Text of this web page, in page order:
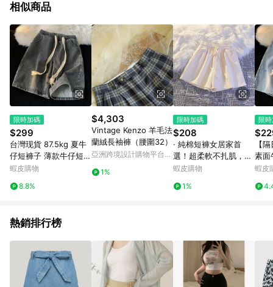
球嚴選、商城、專案商品、「草莓網」全館商品。 4. 如取消訂
回饋。 5. 點數回饋會扣除所有折扣優惠後之最終發票金額計算，
實際回饋請依LINE購物通知為主。 6. 訂單如有使用東森購物
ETMall站內之折扣優惠(包含但不限於東森幣、樂透金、東森現金
券等)，不具點數回饋資格。詳細請依東森購物ETMall之結帳頁面
顯示為準。 7. LINE購物設有「單一商品最高回饋點數」機制(特
殊活動時開放「回饋無上限」)，以同一訂單中同一商品不論件數
計算，並依訂單成立時間當下LINE購物所設定的回饋機制為準。
8. LINE購物為購物資訊整合性平台，商品資料更新會有時間差，
如顯示之商品規格、顏色、價位、贈品與東森購物ETMall銷售網
頁不符，以銷售網頁標示為準。 9. 若有贈點爭議，請務必於訂單
日期+180天以內至LINE購物客服洽詢；若超過180天(含)以上進
行申訴，恕無法贈點回饋。 10. 部分點數紅包僅限指定商品使
用，或不適用於無回饋商品。各點數紅包之適用商品與使用條件
請依點數紅包頁面規則為準。
相似商品
限時加碼
$299
台灣现貨 87.5kg 夏牛
仔短褲子 薄款牛仔短褲
涼感短褲 寬鬆直筒五分
短褲 男休閒牛仔短褲
蝦皮購物
8.8%
$4,303
Vintage Kenzo 羊毛法
蘭絨長袖褲（腰圍32）
亞洲跨境設計購物平台
1%
限時加碼
$208
· 純棉短褲女居家首
選！超柔軟不扎肌，寬
鬆自在無負擔，臺灣免
蝦皮購物
1%
限
【
素面
水洗
蝦皮
熱銷排行榜